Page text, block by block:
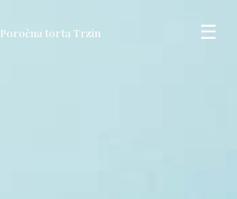
Poročna torta Trzin ☰